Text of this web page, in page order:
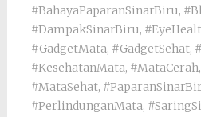
#BahayaPaparanSinarBiru,
#DampakSinarBiru,
#GadgetMata, #GadgetSehat,
#KesehatanMata, #MataCerah,
#MataSehat,
#PerlindunganMata,